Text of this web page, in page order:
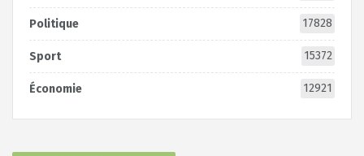
Politique 17828
Sport 15372
Économie 12921